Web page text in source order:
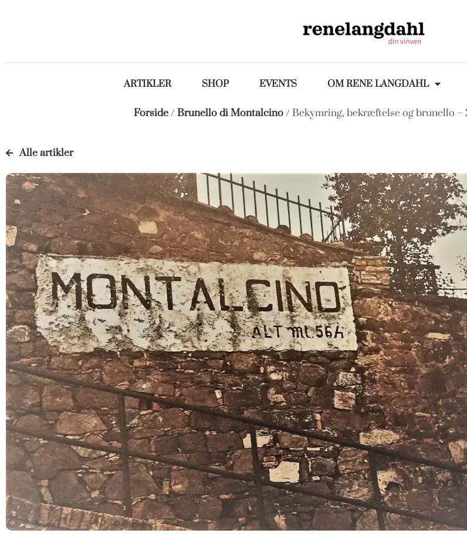
ARTIKLER SHOP EVENTS OM RENE LANGDAHL
Forside/ Brunello di Montalcino/ Bekymring, bekræftelse og brunello –
Alle artikler